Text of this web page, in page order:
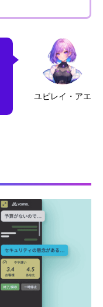
ユビレイ・アエ